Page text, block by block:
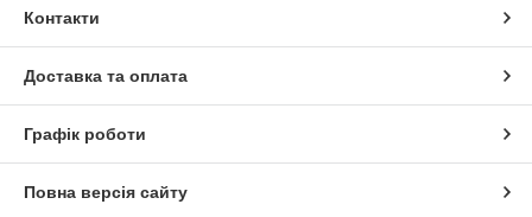
Контакти
Доставка та оплата
Графік роботи
Повна версія сайту